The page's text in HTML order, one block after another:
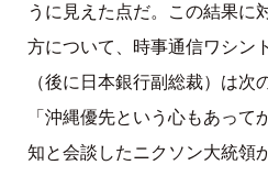
うに見えた点だ。この結果に
方について、時事通信ワシン
（後に日本銀行副総裁）は次
「沖縄優先という心もあって
知と会談したニクソン大統領